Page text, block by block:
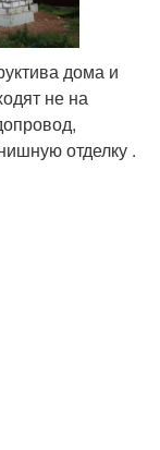
дома и
не на
отделку .